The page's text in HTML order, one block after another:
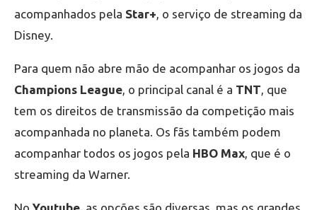
acompanhados pela Star+ , o serviço de streaming da
Disney.
Para quem não abre mão de acompanhar os jogos da
Champions League , o principal canal é a TNT , que
tem os direitos de transmissão da competição mais
acompanhada no planeta. Os fãs também podem
acompanhar todos os jogos pela HBO Max , que é o
streaming da Warner.